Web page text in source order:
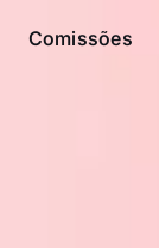
Comissões